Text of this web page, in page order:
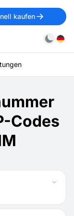
kaufen
Codes